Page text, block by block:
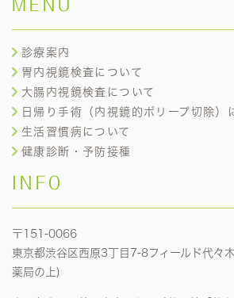
MENU
診療案内
胃内視鏡検査について
大腸内視鏡検査について
日帰り手術（内視鏡的ポリープ切除）
生活習慣病について
健康診断・予防接種
INFO
〒151-0066
東京都渋谷区西原3丁目7-8フィールド代々
薬局の上)